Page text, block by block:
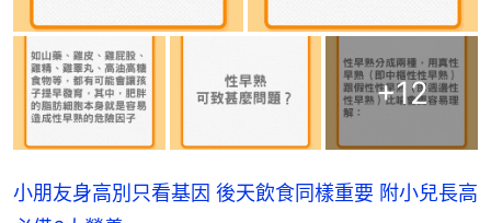
+12
小朋友身高別只看基因 後天飲食同樣重要 附小兒長高